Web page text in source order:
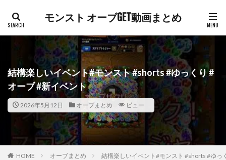
モンスト オーブGET動画まとめ
結構楽しいイベント#モンスト #shorts #ゆっくり #
オーブ #新イベント
2026年5月12日 オーブまとめ ビュー
HOME オーブまとめ 結構楽しいイベント#モンスト #shorts #ゆっ